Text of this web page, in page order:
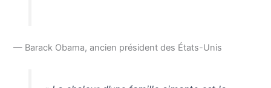
— Barack Obama, ancien président des États-Unis